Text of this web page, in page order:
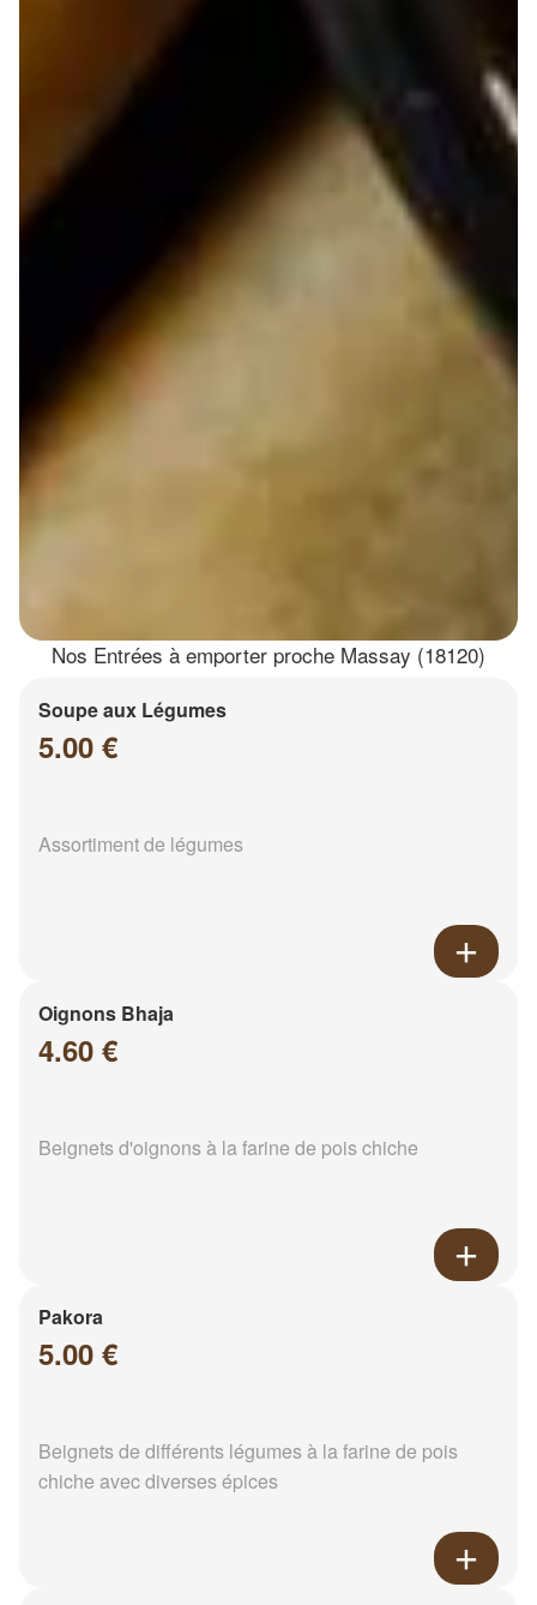
Nos Entrées à emporter proche Massay (18120)
Soupe aux Légumes
5.00 €
Assortiment de légumes
Oignons Bhaja
4.60 €
Beignets d'oignons à la farine de pois chiche
Pakora
5.00 €
Beignets de différents légumes à la farine de pois
chiche avec diverses épices